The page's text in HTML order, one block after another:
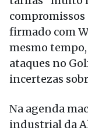
firmado com
mesmo
ataques no
incertezas
Na agenda
industrial da